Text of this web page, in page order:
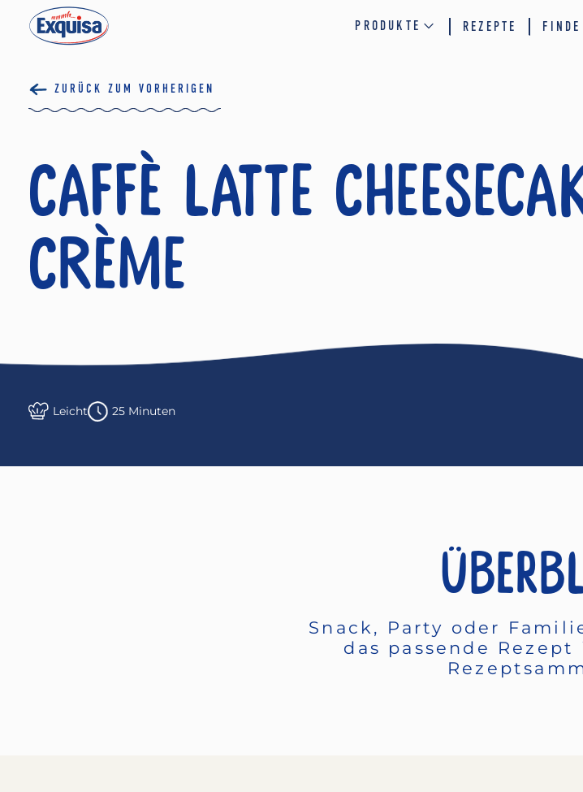
PRODUKTE REZEPTE
ZURÜCK ZUM VORHERIGEN
Caffè Latte
Crème
Leicht 25 Minuten
Snack, Party oder
das passende